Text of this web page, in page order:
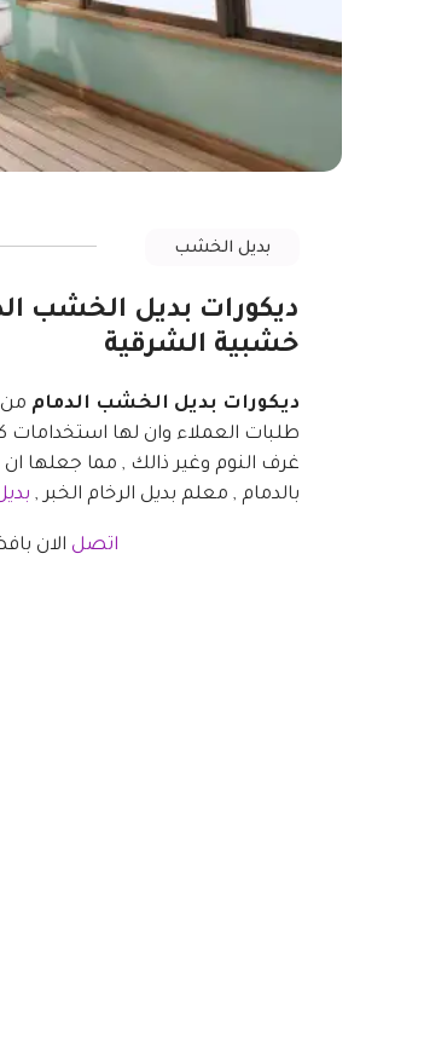
بديل الخشب
خشبية الشرقية
ديكورات بديل الخشب الدمام من
طلبات العملاء وان لها
غرف النوم وغير ذالك , مما جعلها
بالدمام , معلم بديل الرخام الخبر ,
اتصل الان